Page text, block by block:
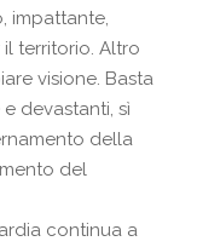
impattante,
territorio. Altro
visione. Basta
devastanti, sì
della
del
continua a